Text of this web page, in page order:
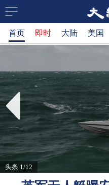
大
纪
元
新
闻
网
首页 即时 大陆 美国
头条 1/12